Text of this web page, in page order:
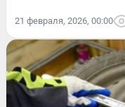
21 февраля, 2026, 00:00